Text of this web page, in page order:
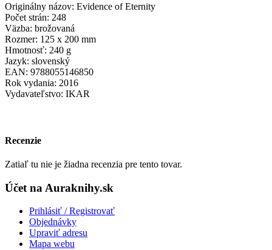
Originálny názov: Evidence of Eternity
Počet strán: 248
Väzba: brožovaná
Rozmer: 125 x 200 mm
Hmotnosť: 240 g
Jazyk: slovenský
EAN: 9788055146850
Rok vydania: 2016
Vydavateľstvo: IKAR
Recenzie
Zatiaľ tu nie je žiadna recenzia pre tento tovar.
Účet na Auraknihy.sk
Prihlásiť / Registrovať
Objednávky
Upraviť adresu
Mapa webu